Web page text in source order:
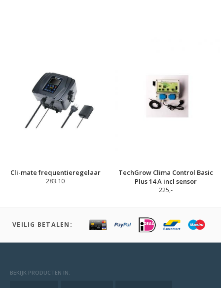
Cli-mate frequentieregelaar
283.10
TechGrow Clima Control Basic
Plus 14 A incl sensor
225,-
VEILIG BETALEN:
BEKIJK PRODUCTEN IN: